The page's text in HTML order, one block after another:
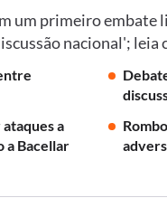
um primeiro embate
nacional'; leia
a
a Bacellar